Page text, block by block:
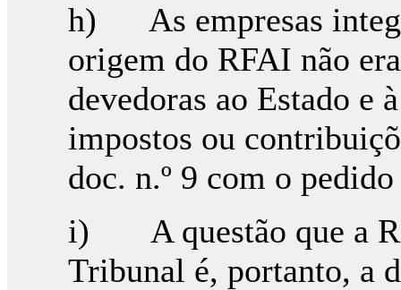
h) As empresas
origem do RFAI não
devedoras ao Estado e
impostos ou
doc. n.º 9 com o
i) A questão que a
Tribunal é, portanto, a